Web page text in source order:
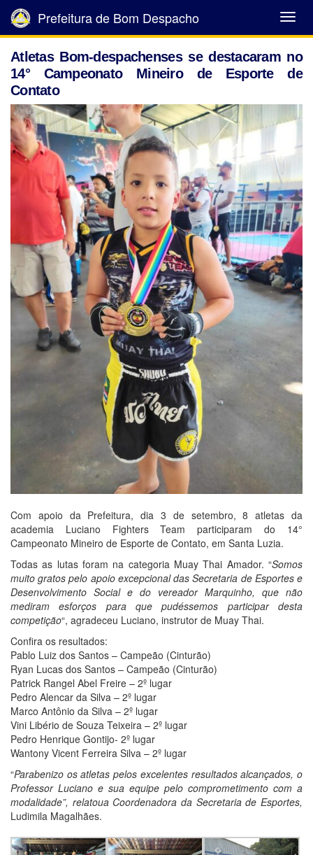
Abrir
Menu
Prefeitura de Bom Despacho
Atletas Bom-despachenses se destacaram no
14° Campeonato Mineiro de Esporte de
Contato
Com apoio da Prefeitura, dia 3 de setembro, 8 atletas da
academia Luciano Fighters Team participaram do 14°
Campeonato Mineiro de Esporte de Contato, em Santa Luzia.
Todas as lutas foram na categoria Muay Thai Amador. “Somos
muito gratos pelo apoio excepcional das Secretaria de Esportes e
Desenvolvimento Social e do vereador Marquinho, que não
mediram esforços para que pudéssemos participar desta
competição“, agradeceu Luciano, instrutor de Muay Thai.
Confira os resultados:
Pablo Luiz dos Santos – Campeão (Cinturão)
Ryan Lucas dos Santos – Campeão (Cinturão)
Patrick Rangel Abel Freire – 2º lugar
Pedro Alencar da Silva – 2º lugar
Marco Antônio da Silva – 2º lugar
Vini Libério de Souza Teixeira – 2º lugar
Pedro Henrique Gontijo- 2º lugar
Wantony Vicent Ferreira Silva – 2º lugar
“Parabenizo os atletas pelos excelentes resultados alcançados, o
Professor Luciano e sua equipe pelo comprometimento com a
modalidade”, relatoua Coordenadora da Secretaria de Esportes,
Ludimila Magalhães.